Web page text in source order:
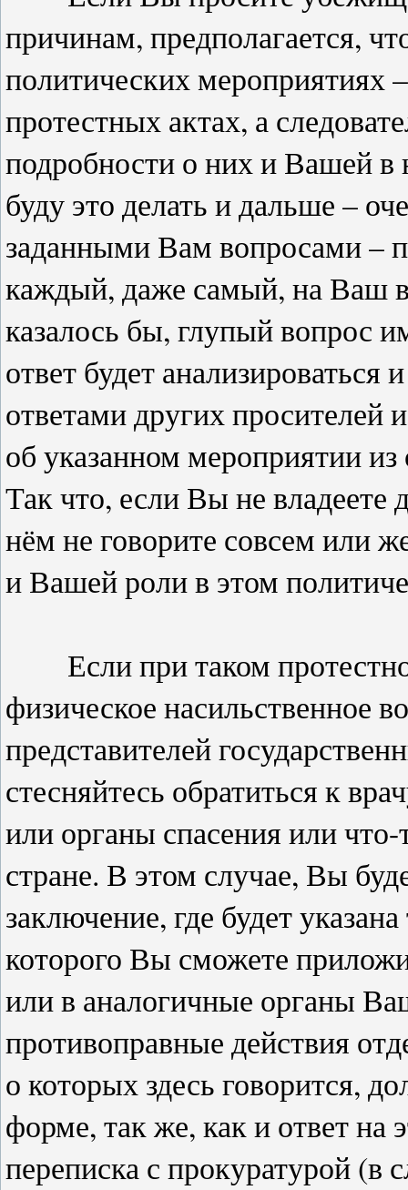
причинам, предполагается,
политических мероприятиях
протестных актах, а
подробности о них и Вашей
буду это делать и дальше –
заданными Вам вопросами –
каждый, даже самый, на Ваш
казалось бы, глупый вопрос
ответ будет
ответами других
об указанном мероприятии
Так что, если Вы не
нём не говорите совсем или
и Вашей роли в этом
Если при таком
физическое насильственное
представителей
стесняйтесь обратиться к
или органы спасения или
стране. В этом случае, Вы
заключение, где будет
которого Вы сможете
или в аналогичные органы
противоправные действия
о которых здесь говорится,
форме, так же, как и ответ на
переписка с прокуратурой (в